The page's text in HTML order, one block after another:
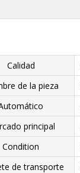
Calidad
de la pieza
principal
Condition
de transporte